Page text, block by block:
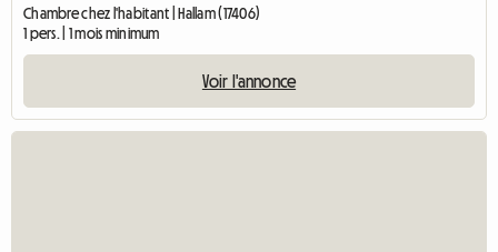
Chambre chez l'habitant | Hallam (17406)
1 pers. | 1 mois minimum
Voir l'annonce